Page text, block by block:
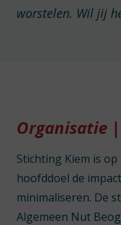
worstelen. Wil jij
Organisatie
Stichting Kiem is
hoofddoel de
minimaliseren. De
Algemeen Nut